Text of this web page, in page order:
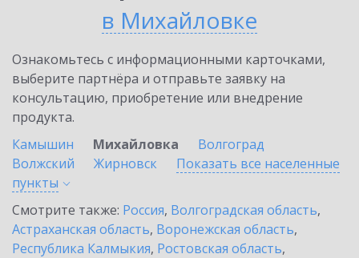
в Михайловке
Ознакомьтесь с информационными карточками,
выберите партнёра и отправьте заявку на
консультацию, приобретение или внедрение
продукта.
Камышин
Михайловка
Волгоград
Волжский
Жирновск
Показать все населенные
пункты
Смотрите также: Россия, Волгоградская область,
Астраханская область, Воронежская область,
Республика Калмыкия, Ростовская область,